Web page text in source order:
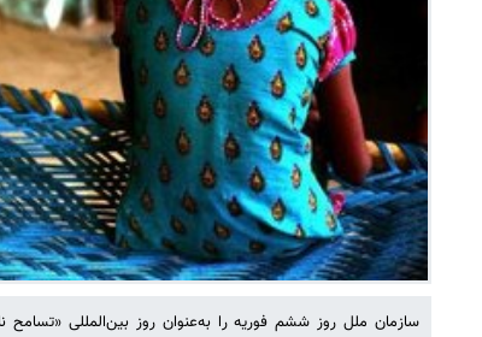
سازمان ملل روز ششم فوریه را به‌عنوان روز بین‌المللی «تسامح